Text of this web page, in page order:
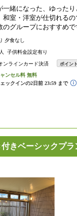
一緒になった、ゆった
和室・洋室が仕切れる
グループにおすすめで
夕食なし
子供料金設定有り
ンラインカード決済 ポイント
きベーシックプラ